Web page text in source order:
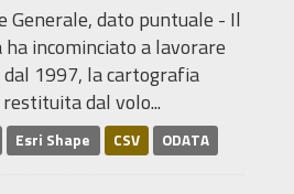
Generale, dato puntuale - Il
ha incominciato a lavorare
1997, la cartografia
dal volo...
Esri Shape CSV ODATA